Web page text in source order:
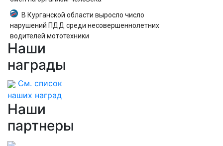
В Курганской области выросло число
нарушений ПДД среди несовершеннолетних
водителей мототехники
Наши
награды
См. список
наших наград
Наши
партнеры